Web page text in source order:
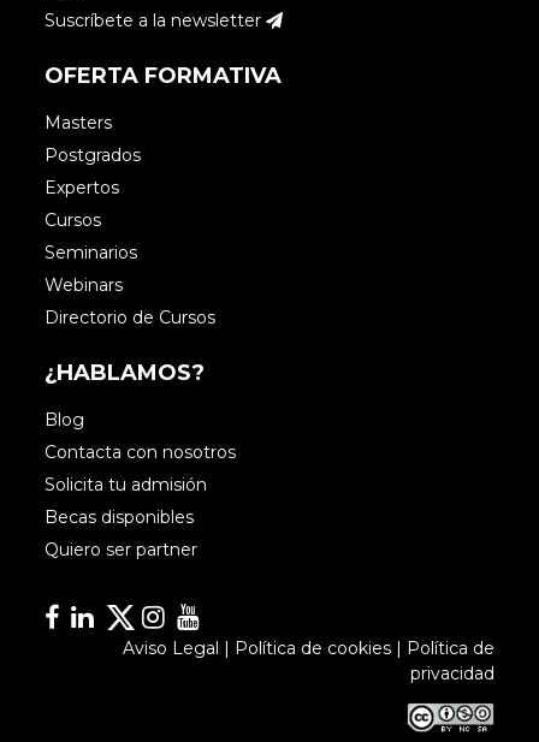
Suscríbete a la newsletter
OFERTA FORMATIVA
Masters
Postgrados
Expertos
Cursos
Seminarios
Webinars
Directorio de Cursos
¿HABLAMOS?
Blog
Contacta con nosotros
Solicita tu admisión
Becas disponibles
Quiero ser partner
Facebook
Linkedin
Linkedin
Instagram
Aviso Legal | Política de cookies| Política de
privacidad